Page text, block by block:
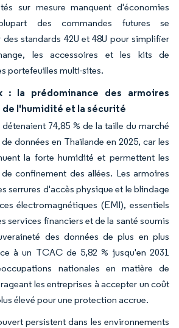
sur mesure manquent d'économies
des commandes futures se
standards 42U et 48U pour simplifier
les accessoires et les kits de
portefeuilles multi-sites.
: la prédominance des armoires
l'humidité et la sécurité
74,85 % de la taille du marché
données en Thaïlande en 2025, car les
la forte humidité et permettent les
confinement des allées. Les armoires
serrures d'accès physique et le blindage
électromagnétiques (EMI), essentiels
services financiers et de la santé soumis
des données de plus en plus
à un TCAC de 5,82 % jusqu'en 2031
nationales en matière de
les entreprises à accepter un coût
élevé pour une protection accrue.
persistent dans les environnements